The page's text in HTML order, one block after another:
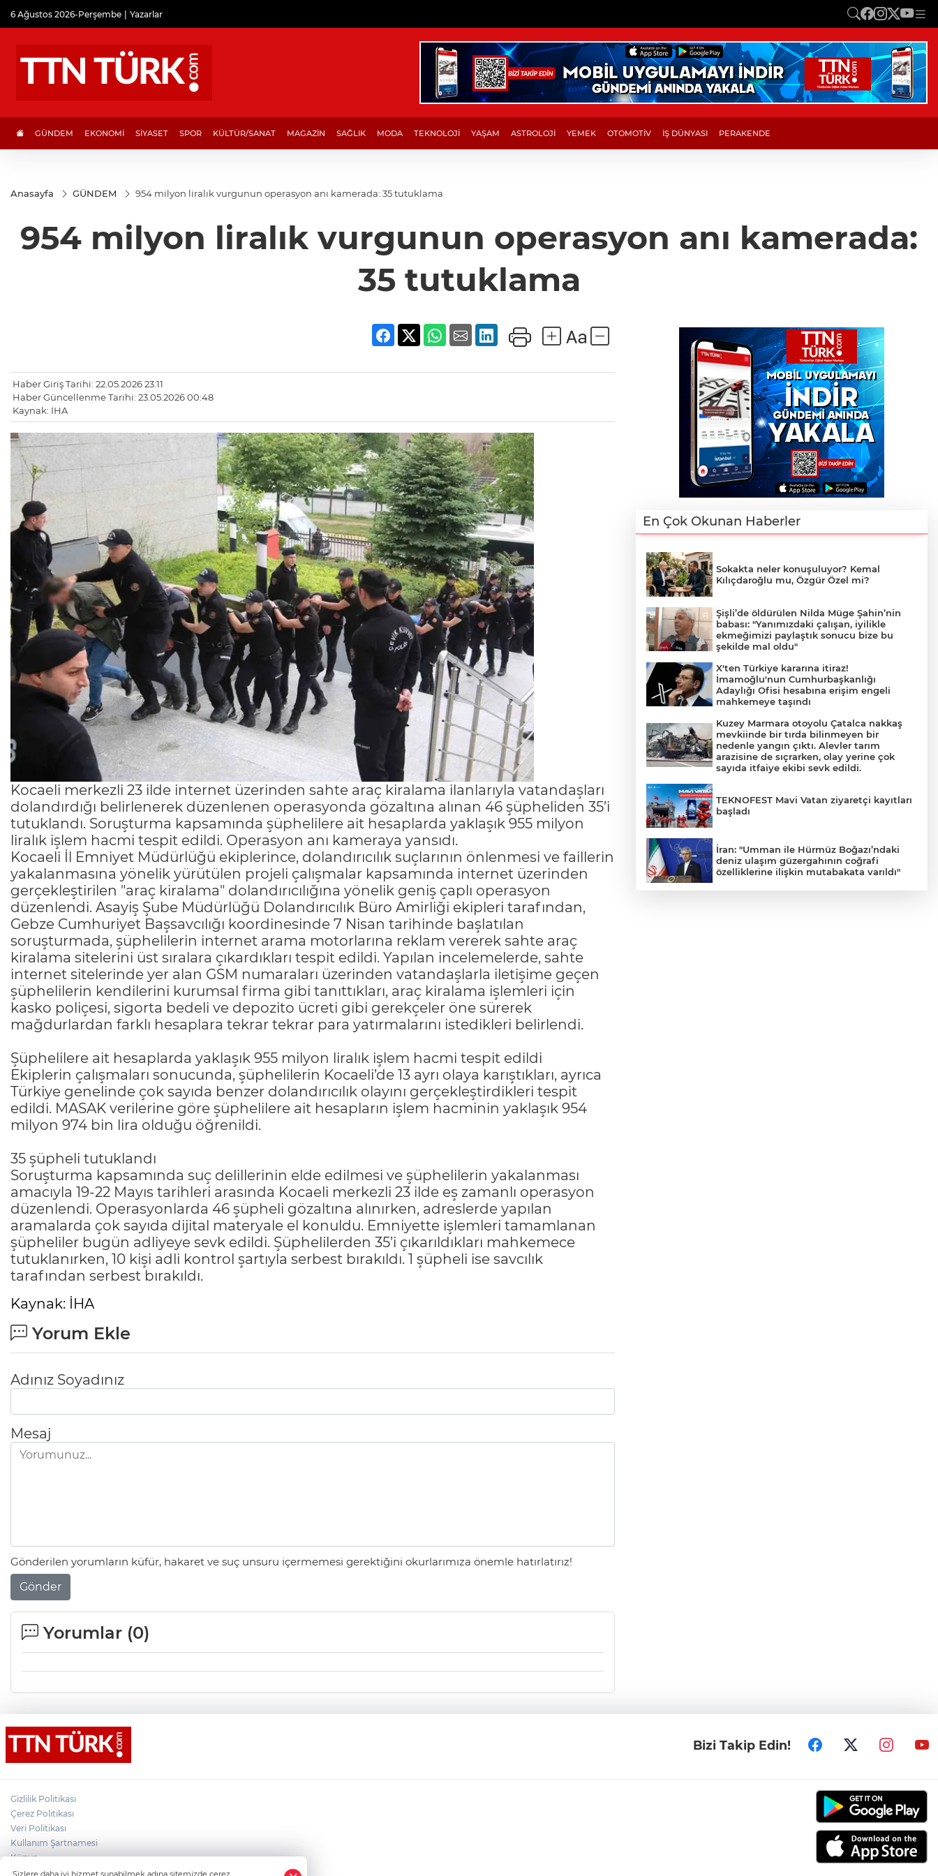
6 Ağustos 2026-Perşembe Yazarlar
GÜNDEM EKONOMİ SİYASET SPOR KÜLTÜR/SANAT MAGAZİN SAĞLIK MODA TEKNOLOJİ YAŞAM ASTROLOJİ YEMEK OTOMOTİV İŞ DÜNYASI PERAKENDE
Anasayfa GÜNDEM 954 milyon liralık vurgunun operasyon anı kamerada: 35 tutuklama
954 milyon liralık vurgunun operasyon anı kamerada:
35 tutuklama
Haber Giriş Tarihi: 22.05.2026 23:11
Haber Güncellenme Tarihi: 23.05.2026 00:48
Kaynak: İHA
Kocaeli merkezli 23 ilde internet üzerinden sahte araç kiralama ilanlarıyla vatandaşları
dolandırdığı belirlenerek düzenlenen operasyonda gözaltına alınan 46 şüpheliden 35’i
tutuklandı. Soruşturma kapsamında şüphelilere ait hesaplarda yaklaşık 955 milyon
liralık işlem hacmi tespit edildi. Operasyon anı kameraya yansıdı.
Kocaeli İl Emniyet Müdürlüğü ekiplerince, dolandırıcılık suçlarının önlenmesi ve faillerin
yakalanmasına yönelik yürütülen projeli çalışmalar kapsamında internet üzerinden
gerçekleştirilen "araç kiralama" dolandırıcılığına yönelik geniş çaplı operasyon
düzenlendi. Asayiş Şube Müdürlüğü Dolandırıcılık Büro Amirliği ekipleri tarafından,
Gebze Cumhuriyet Başsavcılığı koordinesinde 7 Nisan tarihinde başlatılan
soruşturmada, şüphelilerin internet arama motorlarına reklam vererek sahte araç
kiralama sitelerini üst sıralara çıkardıkları tespit edildi. Yapılan incelemelerde, sahte
internet sitelerinde yer alan GSM numaraları üzerinden vatandaşlarla iletişime geçen
şüphelilerin kendilerini kurumsal firma gibi tanıttıkları, araç kiralama işlemleri için
kasko poliçesi, sigorta bedeli ve depozito ücreti gibi gerekçeler öne sürerek
mağdurlardan farklı hesaplara tekrar tekrar para yatırmalarını istedikleri belirlendi.
Şüphelilere ait hesaplarda yaklaşık 955 milyon liralık işlem hacmi tespit edildi
Ekiplerin çalışmaları sonucunda, şüphelilerin Kocaeli’de 13 ayrı olaya karıştıkları, ayrıca
Türkiye genelinde çok sayıda benzer dolandırıcılık olayını gerçekleştirdikleri tespit
edildi. MASAK verilerine göre şüphelilere ait hesapların işlem hacminin yaklaşık 954
milyon 974 bin lira olduğu öğrenildi.
35 şüpheli tutuklandı
Soruşturma kapsamında suç delillerinin elde edilmesi ve şüphelilerin yakalanması
amacıyla 19-22 Mayıs tarihleri arasında Kocaeli merkezli 23 ilde eş zamanlı operasyon
düzenlendi. Operasyonlarda 46 şüpheli gözaltına alınırken, adreslerde yapılan
aramalarda çok sayıda dijital materyale el konuldu. Emniyette işlemleri tamamlanan
şüpheliler bugün adliyeye sevk edildi. Şüphelilerden 35’i çıkarıldıkları mahkemece
tutuklanırken, 10 kişi adli kontrol şartıyla serbest bırakıldı. 1 şüpheli ise savcılık
tarafından serbest bırakıldı.
Kaynak: İHA
Yorum Ekle
Adınız Soyadınız
Mesaj
Gönderilen yorumların küfür, hakaret ve suç unsuru içermemesi gerektiğini okurlarımıza önemle hatırlatırız!
Gönder
Yorumlar (0)
En Çok Okunan Haberler
Sokakta neler konuşuluyor? Kemal
Kılıçdaroğlu mu, Özgür Özel mi?
Şişli’de öldürülen Nilda Müge Şahin’nin
babası: "Yanımızdaki çalışan, iyilikle
ekmeğimizi paylaştık sonucu bize bu
şekilde mal oldu"
X'ten Türkiye kararına itiraz!
İmamoğlu'nun Cumhurbaşkanlığı
Adaylığı Ofisi hesabına erişim engeli
mahkemeye taşındı
Kuzey Marmara otoyolu Çatalca nakkaş
mevkiinde bir tırda bilinmeyen bir
nedenle yangın çıktı. Alevler tarım
arazisine de sıçrarken, olay yerine çok
sayıda itfaiye ekibi sevk edildi.
TEKNOFEST Mavi Vatan ziyaretçi kayıtları
başladı
İran: "Umman ile Hürmüz Boğazı’ndaki
deniz ulaşım güzergahının coğrafi
özelliklerine ilişkin mutabakata varıldı"
Bizi Takip Edin!
Gizlilik Politikası
Çerez Politikası
Veri Politikası
Kullanım Şartnamesi
Künye
İletişim
Sizlere daha iyi hizmet sunabilmek adına sitemizde çerez